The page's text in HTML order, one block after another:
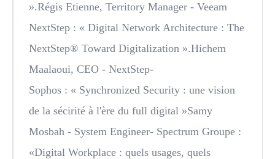
».Régis Etienne, Territory Manager - Veeam
NextStep : « Digital Network Architecture : The
NextStep® Toward Digitalization ».Hichem
Maalaoui, CEO - NextStep-
Sophos : « Synchronized Security : une vision
de la sécirité à l'ère du full digital »Samy
Mosbah - System Engineer- Spectrum Groupe :
«Digital Workplace : quels usages, quels